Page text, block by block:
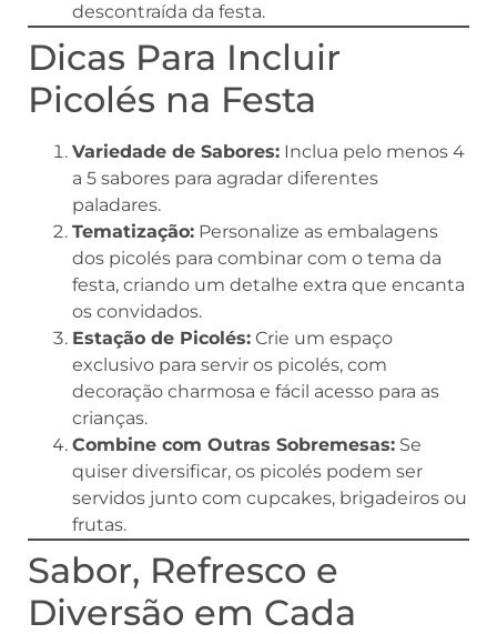
descontraída da festa.
Dicas Para Incluir
Picolés na Festa
Variedade de Sabores: Inclua pelo menos 4
a 5 sabores para agradar diferentes
paladares.
Tematização: Personalize as embalagens
dos picolés para combinar com o tema da
festa, criando um detalhe extra que encanta
os convidados.
Estação de Picolés: Crie um espaço
exclusivo para servir os picolés, com
decoração charmosa e fácil acesso para as
crianças.
Combine com Outras Sobremesas: Se
quiser diversificar, os picolés podem ser
servidos junto com cupcakes, brigadeiros ou
frutas.
Sabor, Refresco e
Diversão em Cada